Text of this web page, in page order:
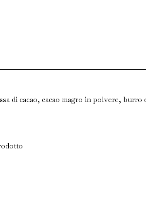
di cacao, cacao magro in polvere,